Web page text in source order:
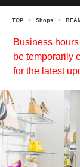
TOP > Shops >
Business
be temporarily
for the latest